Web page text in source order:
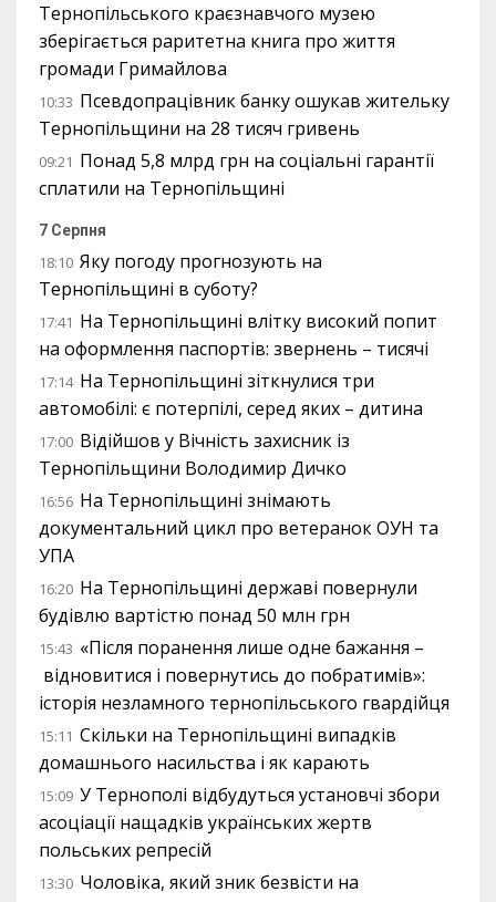
Тернопільського краєзнавчого музею
зберігається раритетна книга про життя
громади Гримайлова
10:33 Псевдопрацівник банку ошукав жительку
Тернопільщини на 28 тисяч гривень
09:21 Понад 5,8 млрд грн на соціальні гарантії
сплатили на Тернопільщині
7 Серпня
18:10 Яку погоду прогнозують на
Тернопільщині в суботу?
17:41 На Тернопільщині влітку високий попит
на оформлення паспортів: звернень – тисячі
17:14 На Тернопільщині зіткнулися три
автомобілі: є потерпілі, серед яких – дитина
17:00 Відійшов у Вічність захисник із
Тернопільщини Володимир Дичко
16:56 На Тернопільщині знімають
документальний цикл про ветеранок ОУН та
УПА
16:20 На Тернопільщині державі повернули
будівлю вартістю понад 50 млн грн
15:43 «Після поранення лише одне бажання –
відновитися і повернутись до побратимів»:
історія незламного тернопільського гвардійця
15:11 Скільки на Тернопільщині випадків
домашнього насильства і як карають
15:09 У Тернополі відбудуться установчі збори
асоціації нащадків українських жертв
польських репресій
13:30 Чоловіка, який зник безвісти на